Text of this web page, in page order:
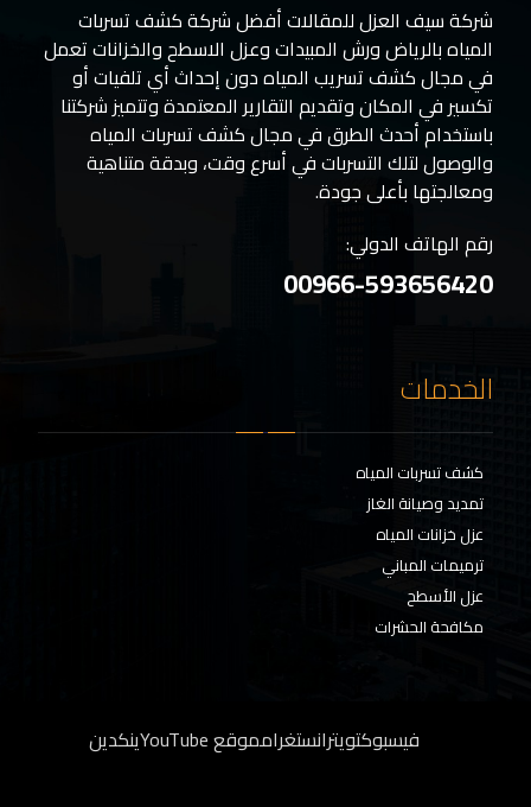
شركة سيف العزل للمقالات أفضل شركة كشف تسربات
المياه بالرياض ورش المبيدات وعزل الاسطح والخزانات تعمل
في مجال كشف تسريب المياه دون إحداث أي تلفيات أو
تكسير في المكان وتقديم التقارير المعتمدة وتتميز شركتنا
باستخدام أحدث الطرق في مجال كشف تسربات المياه
والوصول لتلك التسربات في أسرع وقت، وبدقة متناهية
ومعالجتها بأعلى جودة.
رقم الهاتف الدولي:
00966-593656420
الخدمات
كشف تسربات المياه
تمديد وصيانة الغاز
عزل خزانات المياه
ترميمات المباني
عزل الأسطح
مكافحة الحشرات
فيسبوكتويترانستغرامموقع YouTube ينكدين